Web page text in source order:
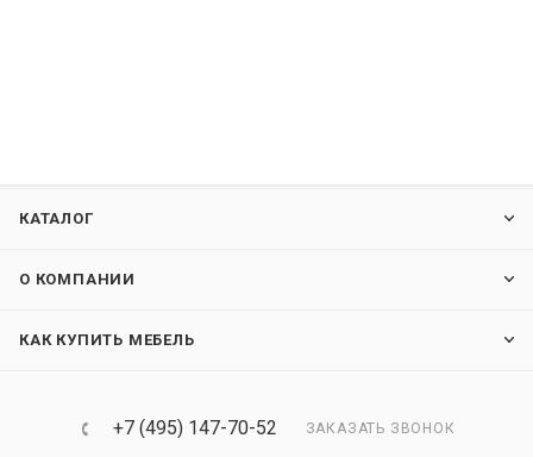
КАТАЛОГ
О КОМПАНИИ
КАК КУПИТЬ МЕБЕЛЬ
+7 (495) 147-70-52 ЗАКАЗАТЬ ЗВОНОК